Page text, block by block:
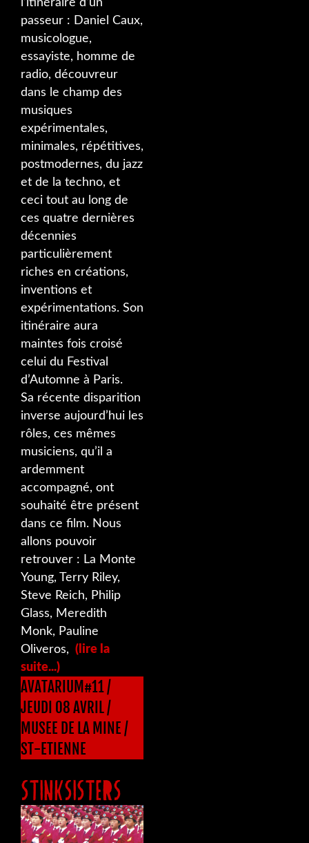
passeur : Daniel Caux,
musicologue,
essayiste, homme de
radio, découvreur
dans le champ des
musiques
expérimentales,
minimales, répétitives,
postmodernes, du jazz
et de la techno, et
ceci tout au long de
ces quatre dernières
décennies
particulièrement
riches en créations,
inventions et
expérimentations. Son
itinéraire aura
maintes fois croisé
celui du Festival
d’Automne à Paris.
Sa récente disparition
inverse aujourd’hui les
rôles, ces mêmes
musiciens, qu’il a
ardemment
accompagné, ont
souhaité être présent
dans ce film. Nous
allons pouvoir
retrouver : La Monte
Young, Terry Riley,
Steve Reich, Philip
Glass, Meredith
Monk, Pauline
Oliveros, (lire la
suite...)
AVATARIUM#11 /
JEUDI 08 AVRIL /
MUSEE DE LA MINE /
ST-ETIENNE
STINKSISTERS